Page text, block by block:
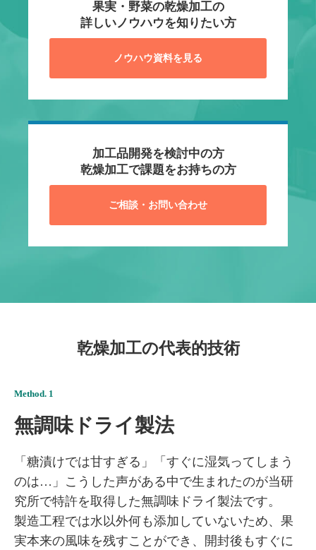
果実・野菜の乾燥加工の
詳しいノウハウを知りたい方
ノウハウ資料を見る
加工品開発を検討中の方
乾燥加工で課題をお持ちの方
ご相談・お問い合わせ
乾燥加工の代表的技術
Method. 1
無調味ドライ製法
「糖漬けでは甘すぎる」「すぐに湿気ってしまう
のは…」こうした声がある中で生まれたのが当研
究所で特許を取得した無調味ドライ製法です。
製造工程では水以外何も添加していないため、 果
実本来の風味を残すことができ、開封後もすぐに